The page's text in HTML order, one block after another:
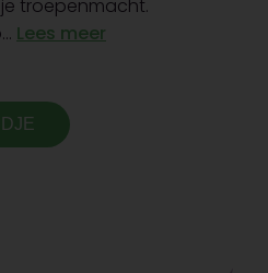
troepenmacht.
Lees meer